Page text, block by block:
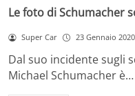
Le foto di Schumacher
Super Car 23 Gennaio 2020
Dal suo incidente sugli
Michael Schumacher è…